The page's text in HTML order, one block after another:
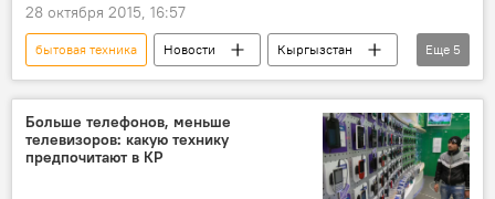
28 октября 2015, 16:57
бытовая техника Новости
Кыргызстан
Общество
электричество
ответственность
энергораспределительная компания
Еще 5
Больше телефонов, меньше
телевизоров: какую технику
предпочитают в КР